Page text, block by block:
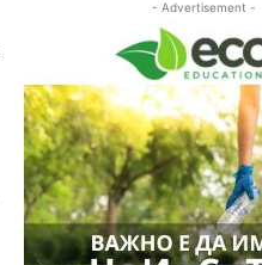
- Advertisement -